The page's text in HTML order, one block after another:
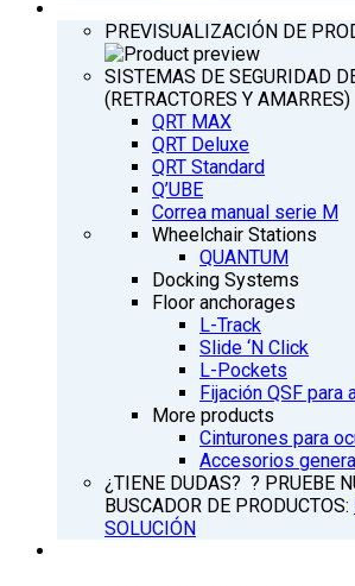
PREVISUALIZACIÓN DE
SISTEMAS DE SEGURIDAD
(RETRACTORES Y AMARRES)
QRT MAX
QRT Deluxe
QRT Standard
Q’UBE
Correa manual serie M
Wheelchair Stations
QUANTUM
Docking Systems
Floor anchorages
L-Track
Slide ‘N Click
L-Pockets
Fijación QSF para
More products
Cinturones para
Accesorios
¿TIENE DUDAS? ? PRUEBE
BUSCADOR DE PRODUCTOS:
SOLUCIÓN